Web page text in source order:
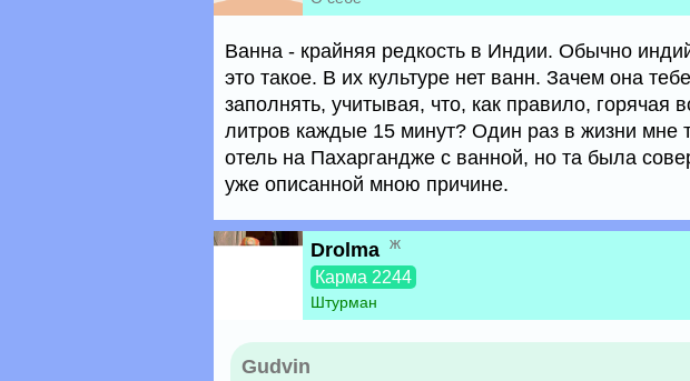
Ванна - крайняя редкость в Индии. Обычно
это такое. В их культуре нет ванн. Зачем она
заполнять, учитывая, что, как правило, горячая
литров каждые 15 минут? Один раз в жизни мне
отель на Пахаргандже с ванной, но та была
уже описанной мною причине.
Drolma ж
Карма 2244
Штурман
Gudvin